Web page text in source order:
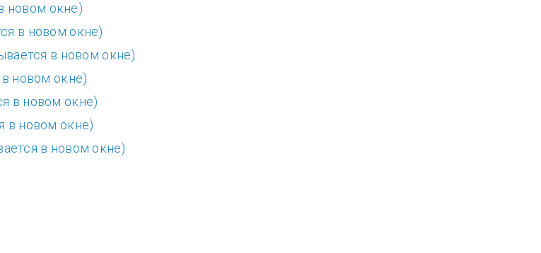
новом окне)
в новом окне)
в новом окне)
новом окне)
в новом окне)
в новом окне)
в новом окне)